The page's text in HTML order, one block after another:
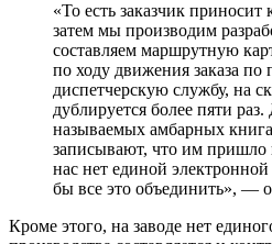
«То есть заказчик приносит
затем мы производим
составляем маршрутную
по ходу движения заказа по
диспетчерскую службу, на
дублируется более пяти раз.
называемых амбарных
записывают, что им пришло
нас нет единой электронной
бы все это объединить», —
Кроме этого, на заводе нет